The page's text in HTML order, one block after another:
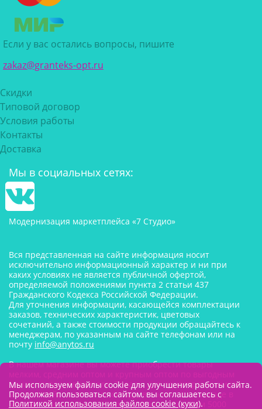
Если у вас остались вопросы, пишите
zakaz@granteks-opt.ru
Скидки
Типовой договор
Условия работы
Контакты
Доставка
Мы в социальных сетях:
Модернизация маркетплейса «7 Студио»
Вся представленная на сайте информация носит
исключительно информационный характер и ни при
каких условиях не является публичной офертой,
определяемой положениями пункта 2 статьи 437
Гражданского Кодекса Российской Федерации.
Для уточнения информации, касающейся комплектации
заказов, технических характеристик, цветовых
сочетаний, а также стоимости продукции обращайтесь к
менеджерам, по указанным на сайте телефонам или на
почту info@anytos.ru
В нашем магазине вы можете приобрести товары
ценам от производителя. Товары для одностраничников,
маркетплейсов оптом со склада, в наличии на складе в
Москве. Минимальная сумма заказа составляем 5000
Мы используем файлы cookie для улучшения работы сайта.
Продолжая пользоваться сайтом, вы соглашаетесь с
Политикой использования файлов cookie (куки).